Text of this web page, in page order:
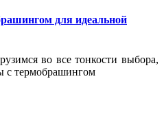
для идеальной
во все тонкости выбора,
с термобрашингом